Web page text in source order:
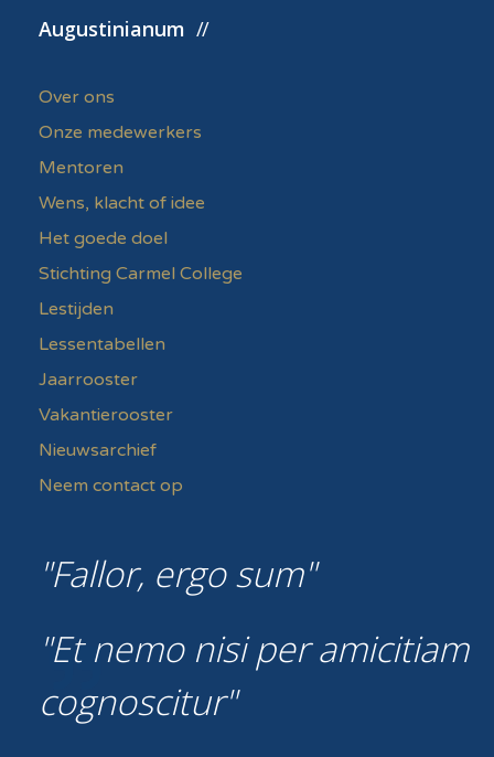
Augustinianum
Over ons
Onze medewerkers
Mentoren
Wens, klacht of idee
Het goede doel
Stichting Carmel College
Lestijden
Lessentabellen
Jaarrooster
Vakantierooster
Nieuwsarchief
Neem contact op
Fallor, ergo sum
Et nemo nisi per amicitiam
cognoscitur